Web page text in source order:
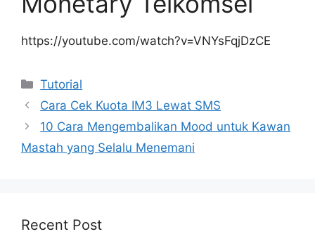
https://youtube.com/watch?v=VNYsFqjDzCE
Kategori
Tutorial
Cara Cek Kuota IM3 Lewat SMS
10 Cara Mengembalikan Mood untuk Kawan
Mastah yang Selalu Menemani
Recent Post